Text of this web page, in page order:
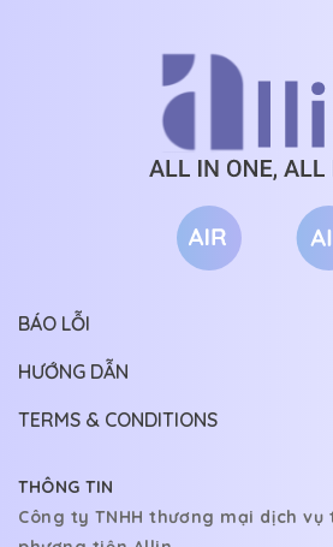
THÔNG TIN
Công ty TNHH thương mại dịch
BÁO LỖI
HƯỚNG DẪN
TERMS & CONDITIONS